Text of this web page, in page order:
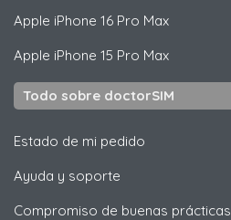
Apple iPhone 16 Pro Max
Apple iPhone 15 Pro Max
Todo sobre doctorSIM
Estado de mi pedido
Ayuda y soporte
Compromiso de buenas prácticas